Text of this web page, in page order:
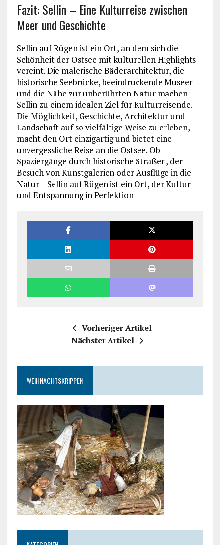
Fazit: Sellin – Eine Kulturreise zwischen
Meer und Geschichte
Sellin auf Rügen ist ein Ort, an dem sich die
Schönheit der Ostsee mit kulturellen Highlights
vereint. Die malerische Bäderarchitektur, die
historische Seebrücke, beeindruckende Museen
und die Nähe zur unberührten Natur machen
Sellin zu einem idealen Ziel für Kulturreisende.
Die Möglichkeit, Geschichte, Architektur und
Landschaft auf so vielfältige Weise zu erleben,
macht den Ort einzigartig und bietet eine
unvergessliche Reise an die Ostsee. Ob
Spaziergänge durch historische Straßen, der
Besuch von Kunstgalerien oder Ausflüge in die
Natur – Sellin auf Rügen ist ein Ort, der Kultur
und Entspannung in Perfektion
Vorheriger Artikel
Nächster Artikel
WEIHNACHTSKRIPPEN